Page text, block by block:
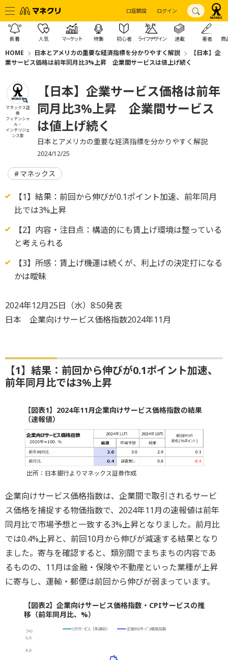
口座開設 ログイン
新着 人気 マーケット 特集 初心者 ライフデザイン 連載 著者 商
HOME 日本とアメリカの重要な経済指標を分かりやすく解説
【日本】企
業サービス価格は前年同月比3%上昇 企業間サービスは値上げ続く
マネックス証
券
フィナンシャ
ル・
インテリジェ
ンス部
【日本】企業サービス価格は前年
同月比3%上昇 企業間サービス
は値上げ続く
日本とアメリカの重要な経済指標を分かりやすく解説
2024/12/25
マネックス
【1】結果：前回から伸びが0.1ポイント加速、前年同月
比では3%上昇
【2】内容・注目点：構造的にも賃上げ環境は整っている
と考えられる
【3】所感：賃上げ機運は続くが、利上げの決定打になる
かは曖昧
2024年12月25日（水）8:50発表
日本 企業向けサービス価格指数2024年11月
【1】結果：前回から伸びが0.1ポイント加速、
前年同月比では3%上昇
【図表1】2024年11月企業向けサービス価格指数の結果
（速報値）
出所：日本銀行よりマネックス証券作成
企業向けサービス価格指数は、企業間で取引されるサービ
ス価格を捕捉する物価指数で、2024年11月の速報値は前年
同月比で市場予想と一致する3%上昇となりました。前月比
では0.4%上昇と、前回10月から伸びが減速する結果となり
ました。寄与を確認すると、類別間でまちまちの内容であ
るものの、11月は金融・保険や不動産といった業種が上昇
に寄与し、運輸・郵便は前回から伸びが弱まっています。
【図表2】企業向けサービス価格指数・CPIサービスの推
移（前年同月比、%）